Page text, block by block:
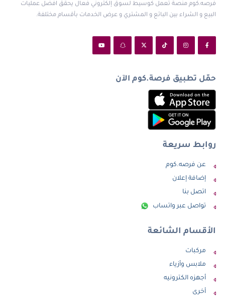
فرصه.كوم منصة تعمل كوسيط لسوق إلكتروني فعال يحقق افضل عمليات
البيع و الشراء بين البائع و المشتري و عرض الخدمات بأقسام مختلفة.
حمّل تطبيق فرصة.كوم الآن
روابط سريعة
عن فرصه.كوم
إضافة إعلان
اتصل بنا
تواصل عبر واتساب
الأقسام الشائعة
مركبات
ملابس وأزياء
أجهزه الكترونيه
أخرى